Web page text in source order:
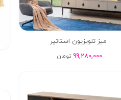
میز تلویزیون استاتیر
99,280,000 تومان